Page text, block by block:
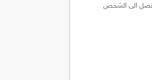
تصل الى الشخص